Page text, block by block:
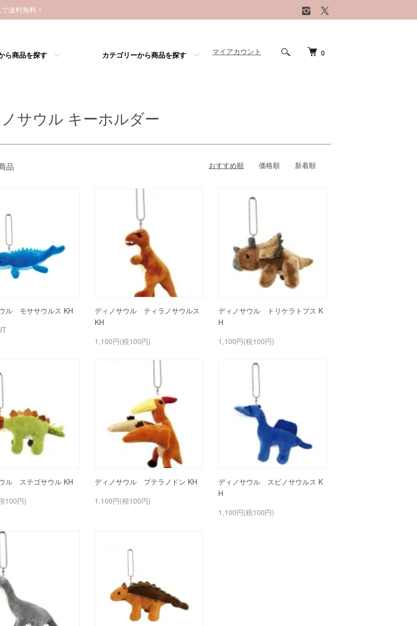
送料無料！
マイアカウント 0
ら商品を探す カテゴリーから商品を探す
サウル キーホルダー
品 おすすめ順 価格順 新着順
ル モササウルス KH
ディノサウル ティラノサウルス
KH
1,100円(税100円)
ディノサウル トリケラトプス K
H
1,100円(税100円)
ル ステゴサウル KH
100円)
ディノサウル プテラノドン KH
1,100円(税100円)
ディノサウル スピノサウルス K
H
1,100円(税100円)